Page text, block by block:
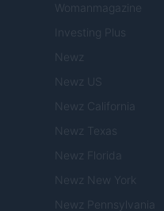
Womanmagazine
Investing Plus
Newz
Newz US
Newz California
Newz Texas
Newz Florida
Newz New York
Newz Pennsylvania